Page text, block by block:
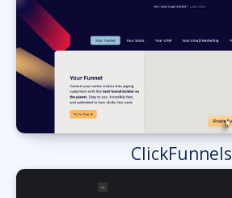
ClickFunnels